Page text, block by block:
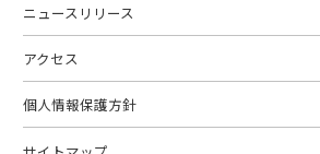
ニュースリリース
アクセス
個人情報保護方針